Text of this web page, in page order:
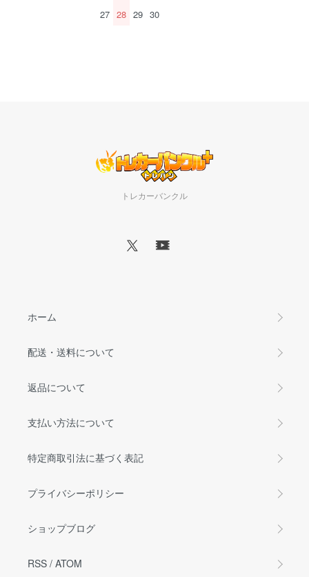
27 28 29 30
トレカーバンクル
ホーム
配送・送料について
返品について
支払い方法について
特定商取引法に基づく表記
プライバシーポリシー
ショップブログ
RSS / ATOM